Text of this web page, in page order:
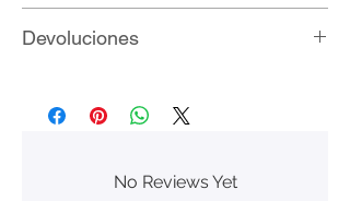
Mercadopago
Transferencia bancaria
Devoluciones
la completa satisfacción del cliente
de la fecha de recepción del pedido.
No Reviews Yet